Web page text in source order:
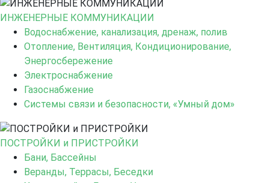
ИНЖЕНЕРНЫЕ КОММУНИКАЦИИ
Водоснабжение, канализация, дренаж, полив
Отопление, Вентиляция, Кондиционирование,
Энергосбережение
Электроснабжение
Газоснабжение
Системы связи и безопасности, «Умный дом»
ПОСТРОЙКИ и ПРИСТРОЙКИ
Бани, Бассейны
Веранды, Террасы, Беседки